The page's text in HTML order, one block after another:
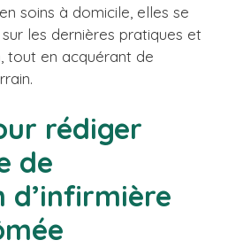
soins à domicile, elles se
les dernières pratiques et
tout en acquérant de
rédiger
de